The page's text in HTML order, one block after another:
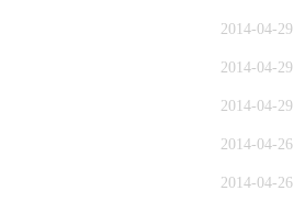
2014-04-29
2014-04-29
2014-04-29
2014-04-26
2014-04-26